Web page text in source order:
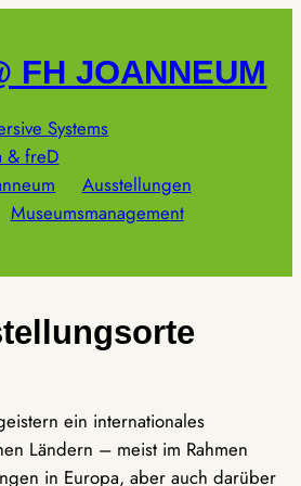
FH JOANNEUM
Systems
& freD
Ausstellungen
Museumsmanagement
ein internationales
Ländern – meist im Rahmen
in Europa, aber auch darüber